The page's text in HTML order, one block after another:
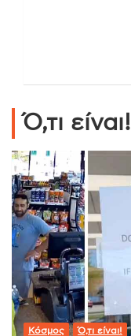
Ό,τι είναι!
Κόσμος Ό,τι είναι!